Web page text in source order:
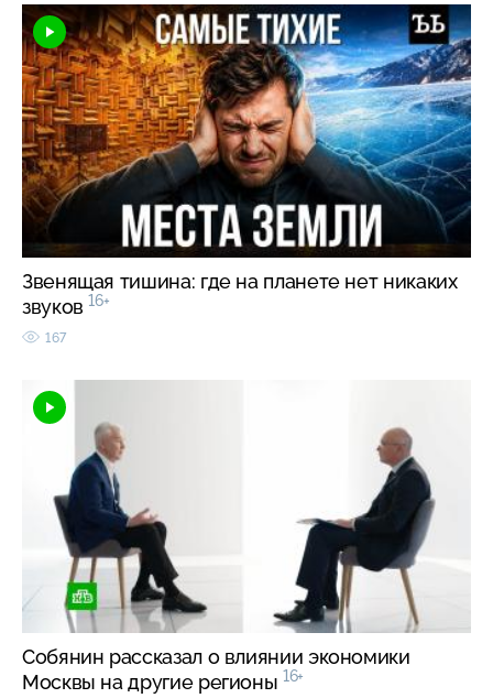
Звенящая тишина: где на планете нет никаких
звуков 16+
167
Собянин рассказал о влиянии экономики
Москвы на другие регионы 16+